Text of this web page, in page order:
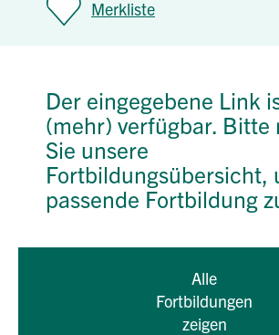
Merkliste
Der eingegebene Link
(mehr) verfügbar. Bitte
Sie unsere
Fortbildungsübersicht,
passende Fortbildung
Alle
Fortbildungen
zeigen